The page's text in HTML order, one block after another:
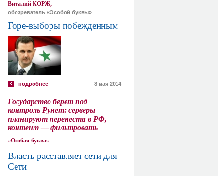
Виталий КОРЖ,
обозреватель «Особой буквы»
Горе-выборы побежденным
подробнее 8 мая 2014
Государство берет под
контроль Рунет: серверы
планируют перенести в РФ,
контент — фильтровать
«Особая буква»
Власть расставляет сети для
Сети